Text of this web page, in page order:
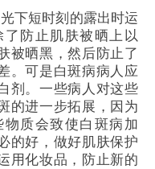
下短时刻的露出时运
防止肌肤被晒上以
被晒黑，然后防止了
。可是白斑病病人应
剂。一些病人对这些
的进一步拓展，因为
质会致使白斑病加
的好，做好肌肤保护
用化妆品，防止新的